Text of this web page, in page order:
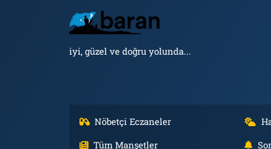
iyi, güzel ve doğru yolunda...
Nöbetçi Eczaneler
Tüm Manşetler